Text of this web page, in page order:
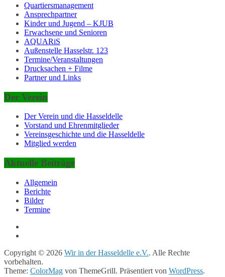
Quartiersmanagement
Ansprechpartner
Kinder und Jugend – KJUB
Erwachsene und Senioren
AQUARiS
Außenstelle Hasselstr. 123
Termine/Veranstaltungen
Drucksachen + Filme
Partner und Links
Der Verein
Der Verein und die Hasseldelle
Vorstand und Ehrenmitglieder
Vereinsgeschichte und die Hasseldelle
Mitglied werden
Aktuelle Beiträge
Allgemein
Berichte
Bilder
Termine
Copyright © 2026 Wir in der Hasseldelle e.V.. Alle Rechte
vorbehalten.
Theme: ColorMag von ThemeGrill. Präsentiert von WordPress.